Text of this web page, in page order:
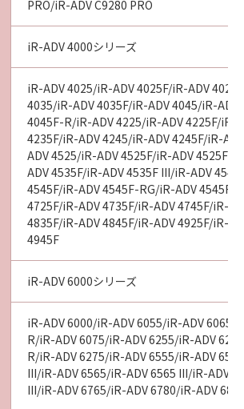
PRO/iR-ADV C9280 PRO
iR-ADV 4000シリーズ
iR-ADV 4025/iR-ADV 4025F/iR-ADV
4035/iR-ADV 4035F/iR-ADV 4045/iR-ADV
4045F-R/iR-ADV 4225/iR-ADV 4225F/iR-
4235F/iR-ADV 4245/iR-ADV 4245F/iR-
ADV 4525/iR-ADV 4525F/iR-ADV 4525F
ADV 4535F/iR-ADV 4535F III/iR-ADV
4545F/iR-ADV 4545F-RG/iR-ADV 4545F
4725F/iR-ADV 4735F/iR-ADV 4745F/iR-
4835F/iR-ADV 4845F/iR-ADV 4925F/iR-
4945F
iR-ADV 6000シリーズ
iR-ADV 6000/iR-ADV 6055/iR-ADV 6065/
R/iR-ADV 6075/iR-ADV 6255/iR-ADV
R/iR-ADV 6275/iR-ADV 6555/iR-ADV
III/iR-ADV 6565/iR-ADV 6565 III/iR-ADV
III/iR-ADV 6765/iR-ADV 6780/iR-ADV